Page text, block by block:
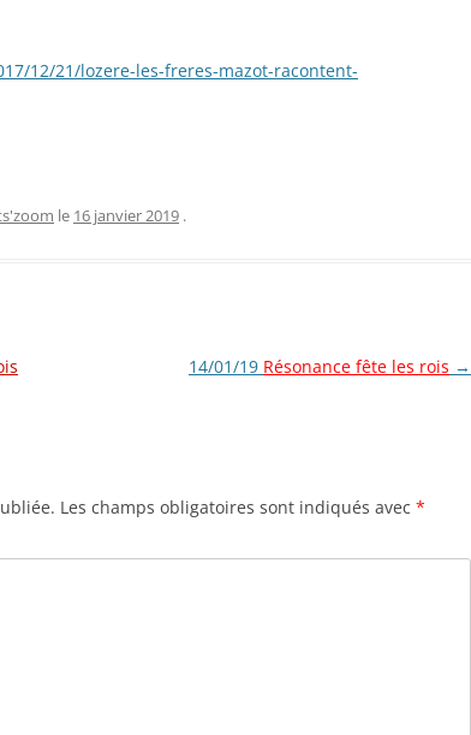
12/21/lozere-les-freres-mazot-racontent-
le 16 janvier 2019 .
14/01/19 Résonance fête les rois →
Les champs obligatoires sont indiqués avec *